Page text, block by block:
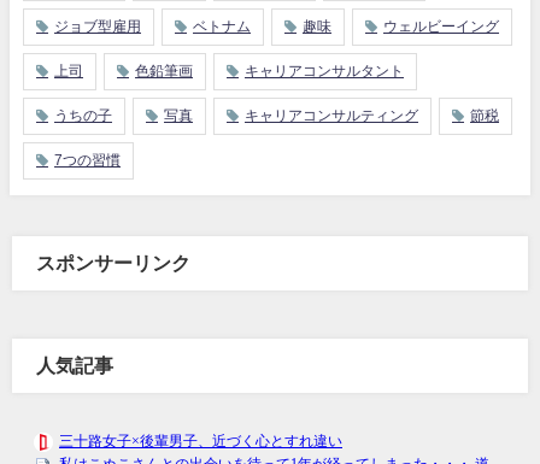
ジョブ型雇用 ベトナム 趣味 ウェルビーイング
上司 色鉛筆画 キャリアコンサルタント
うちの子 写真 キャリアコンサルティング 節税
7つの習慣
スポンサーリンク
人気記事